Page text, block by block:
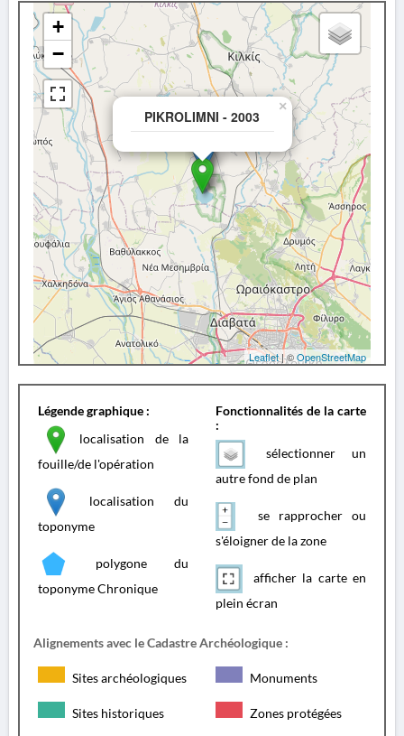
PIKROLIMNI - 2003
×
+
−
Leaflet| ©OpenStreetMap
Légende graphique :
localisation de la
fouille/de l'opération
localisation du
toponyme
polygone du
toponyme Chronique
Fonctionnalités de la carte
:
sélectionner un
autre fond de plan
se rapprocher ou
s'éloigner de la zone
afficher la carte en
plein écran
Alignements avec le Cadastre Archéologique :
Sites archéologiques Monuments
Sites historiques Zones protégées